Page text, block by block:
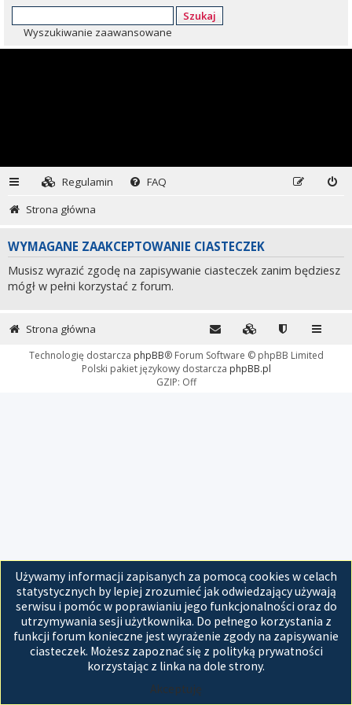
Szukaj
Wyszukiwanie zaawansowane
Regulamin
FAQ
Strona główna
WYMAGANE ZAAKCEPTOWANIE CIASTECZEK
Musisz wyrazić zgodę na zapisywanie ciasteczek zanim będziesz
mógł w pełni korzystać z forum.
Używamy informacji zapisanych za pomocą cookies w celach
statystycznych by lepiej zrozumieć jak odwiedzający używają
serwisu i pomóc w poprawianiu jego funkcjonalności oraz do
utrzymywania sesji użytkownika. Do pełnego korzystania z
funkcji forum konieczne jest wyrażenie zgody na zapisywanie
ciasteczek. Możesz zapoznać się z polityką prywatności
korzystając z linka na dole strony.
Akceptuję
Strona główna
Technologię dostarcza phpBB® Forum Software © phpBB Limited
Polski pakiet językowy dostarcza phpBB.pl
GZIP: Off